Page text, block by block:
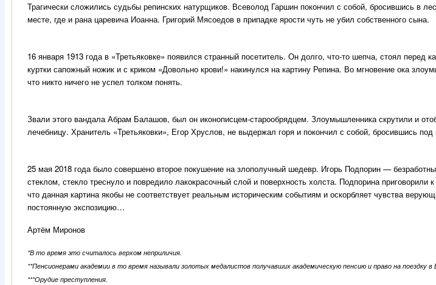
Трагически сложились судьбы репинских натурщиков. Всеволод Гаршин покончил с собой, бросившись в
месте, где и рана царевича Иоанна. Григорий Мясоедов в припадке ярости чуть не убил собственного сына.
16 января 1913 года в «Третьяковке» появился странный посетитель. Он долго, что-то шепча, стоял
куртки сапожный ножик и с криком «Довольно крови!» накинулся на картину Репина. Во мгновение ока
что никто ничего не успел толком понять.
Звали этого вандала Абрам Балашов, был он иконописцем-старообрядцем. Злоумышленника скрутили и
лечебницу. Хранитель «Третьяковки», Егор Хруслов, не выдержал горя и покончил с собой, бросившись
25 мая 2018 года было совершено второе покушение на злополучный шедевр. Игорь Подпорин —
стеклом, стекло треснуло и повредило лакокрасочный слой и поверхность холста. Подпорина
что данная картина якобы не соответствует реальным историческим событиям и оскорбляет чувства
постоянную экспозицию…
Артём Миронов
*В то время это считалось верхом неприличия.
**Пенсионерами академии в то время называли золотых медалистов получавших академическую пенсию и право на поездку
***Орудие преступления.